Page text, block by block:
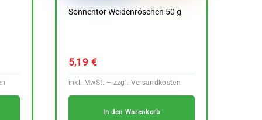
Sonnentor Weidenröschen 50 g
5,19 €
In den Warenkorb